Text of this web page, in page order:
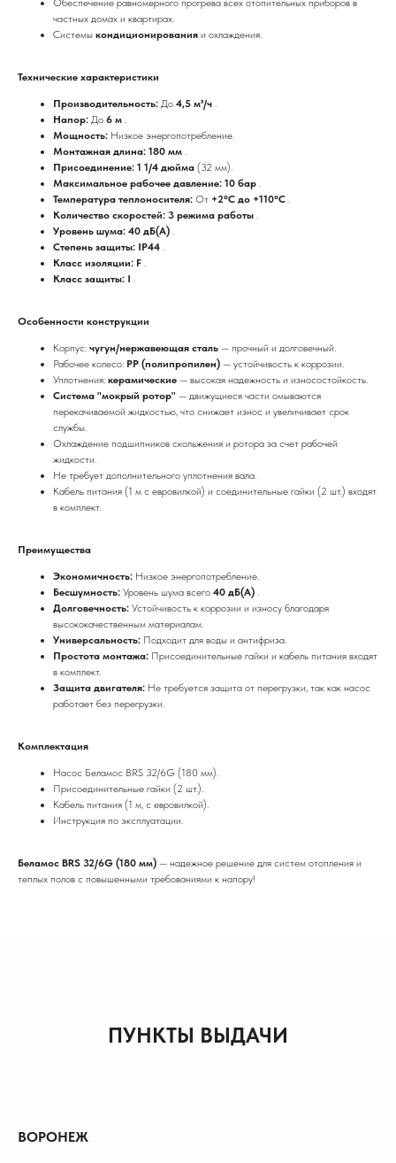
Обеспечение равномерного прогрева всех отопительных приборов в
частных домах и квартирах.
Системы кондиционирования и охлаждения.
Технические характеристики
Производительность: До 4,5 м³/ч .
Напор: До 6 м .
Мощность: Низкое энергопотребление.
Монтажная длина: 180 мм .
Присоединение: 1 1/4 дюйма (32 мм).
Максимальное рабочее давление: 10 бар .
Температура теплоносителя: От +2°C до +110°C .
Количество скоростей: 3 режима работы .
Уровень шума: 40 дБ(А) .
Степень защиты: IP44 .
Класс изоляции: F .
Класс защиты: I .
Особенности конструкции
Корпус: чугун/нержавеющая сталь — прочный и долговечный.
Рабочее колесо: PP (полипропилен) — устойчивость к коррозии.
Уплотнения: керамические — высокая надежность и износостойкость.
Система "мокрый ротор" — движущиеся части омываются
перекачиваемой жидкостью, что снижает износ и увеличивает срок
службы.
Охлаждение подшипников скольжения и ротора за счет рабочей
жидкости.
Не требует дополнительного уплотнения вала.
Кабель питания (1 м с евровилкой) и соединительные гайки (2 шт.) входят
в комплект.
Преимущества
Экономичность: Низкое энергопотребление.
Бесшумность: Уровень шума всего 40 дБ(А) .
Долговечность: Устойчивость к коррозии и износу благодаря
высококачественным материалам.
Универсальность: Подходит для воды и антифриза.
Простота монтажа: Присоединительные гайки и кабель питания входят
в комплект.
Защита двигателя: Не требуется защита от перегрузки, так как насос
работает без перегрузки.
Комплектация
Насос Беламос BRS 32/6G (180 мм).
Присоединительные гайки (2 шт.).
Кабель питания (1 м, с евровилкой).
Инструкция по эксплуатации.
Беламос BRS 32/6G (180 мм) — надежное решение для систем отопления и
теплых полов с повышенными требованиями к напору!
ПУНКТЫ ВЫДАЧИ
ВОРОНЕЖ